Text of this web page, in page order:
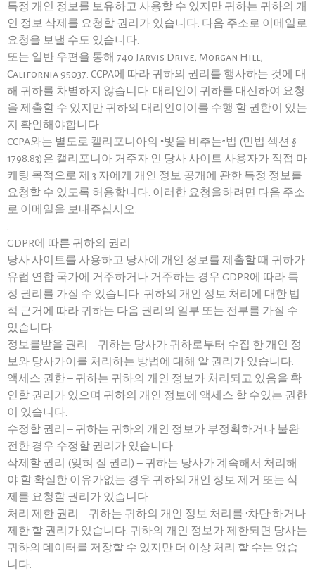
특정 개인 정보를 보유하고 사용할 수 있지만 귀하는 귀하의 개
인 정보 삭제를 요청할 권리가 있습니다. 다음 주소로 이메일로
요청을 보낼 수도 있습니다.
또는 일반 우편을 통해 740 Jarvis Drive, Morgan Hill,
California 95037. CCPA에 따라 귀하의 권리를 행사하는 것에 대
해 귀하를 차별하지 않습니다. 대리인이 귀하를 대신하여 요청
을 제출할 수 있지만 귀하의 대리인이이를 수행 할 권한이 있는
지 확인해야합니다.
CCPA와는 별도로 캘리포니아의 “빛을 비추는”법 (민법 섹션 §
1798.83)은 캘리포니아 거주자 인 당사 사이트 사용자가 직접 마
케팅 목적으로 제 3 자에게 개인 정보 공개에 관한 특정 정보를
요청할 수 있도록 허용합니다. 이러한 요청을하려면 다음 주소
로 이메일을 보내주십시오.
GDPR에 따른 귀하의 권리
당사 사이트를 사용하고 당사에 개인 정보를 제출할 때 귀하가
유럽 연합 국가에 거주하거나 거주하는 경우 GDPR에 따라 특
정 권리를 가질 수 있습니다. 귀하의 개인 정보 처리에 대한 법
적 근거에 따라 귀하는 다음 권리의 일부 또는 전부를 가질 수
있습니다.
정보를받을 권리 – 귀하는 당사가 귀하로부터 수집 한 개인 정
보와 당사가이를 처리하는 방법에 대해 알 권리가 있습니다.
액세스 권한 – 귀하는 귀하의 개인 정보가 처리되고 있음을 확
인할 권리가 있으며 귀하의 개인 정보에 액세스 할 수있는 권한
이 있습니다.
수정할 권리 – 귀하는 귀하의 개인 정보가 부정확하거나 불완
전한 경우 수정할 권리가 있습니다.
삭제할 권리 (잊혀 질 권리) – 귀하는 당사가 계속해서 처리해
야 할 확실한 이유가없는 경우 귀하의 개인 정보 제거 또는 삭
제를 요청할 권리가 있습니다.
처리 제한 권리 – 귀하는 귀하의 개인 정보 처리를 ‘차단’하거나
제한 할 권리가 있습니다. 귀하의 개인 정보가 제한되면 당사는
귀하의 데이터를 저장할 수 있지만 더 이상 처리 할 수는 없습
니다.